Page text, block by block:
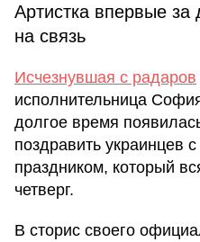
Артистка впервые
на связь
Исчезнувшая с радаров
исполнительница
долгое время
поздравить украинцев
праздником, который
четверг.
В сторис своего